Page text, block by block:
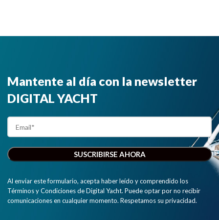
Mantente al día con la newsletter
DIGITAL YACHT
Al enviar este formulario, acepta haber leído y comprendido los
Términos y Condiciones de Digital Yacht. Puede optar por no recibir
comunicaciones en cualquier momento. Respetamos su privacidad.